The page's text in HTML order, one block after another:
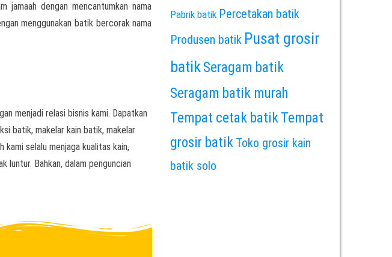
dengan mencantumkan nama
menggunakan batik bercorak nama
menjadi relasi bisnis kami. Dapatkan
batik, makelar kain batik, makelar
selalu menjaga kualitas kain,
luntur. Bahkan, dalam penguncian
Pabrik batik Percetakan batik
Produsen batik Pusat grosir
batik Seragam batik
Seragam batik murah
Tempat cetak batik Tempat
grosir batik Toko grosir kain
batik solo